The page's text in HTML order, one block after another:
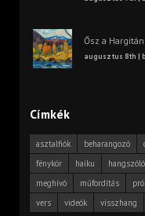
Ősz a
augusztus 8th |
Címkék
asztalfiók beharangozó
fénykör
haiku hangszóló
meghívó
műfordítás
vers
videók visszhang